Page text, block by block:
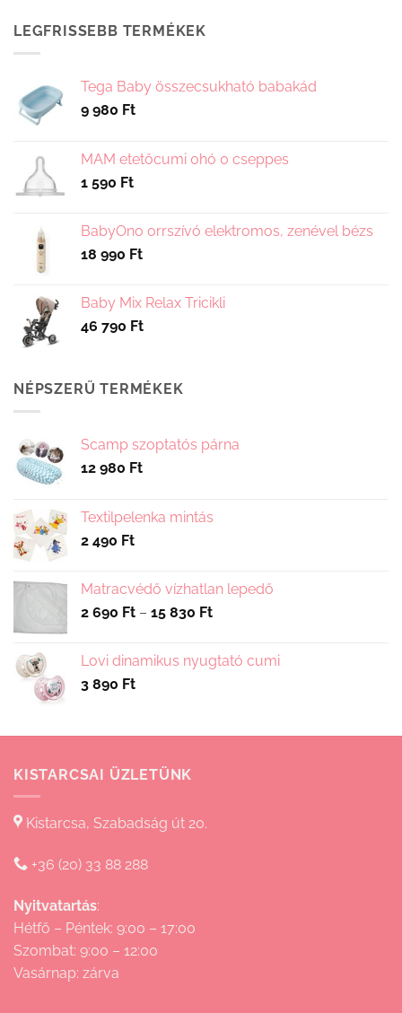
több
változatok
a
választhatók
A
LEGFRISSEBB TERMÉKEK
Tega Baby összecsukható babakád
9 980 Ft
MAM etetőcumi 0hó 0 cseppes
1 590 Ft
BabyOno orrszívó elektromos, zenével bézs
18 990 Ft
Baby Mix Relax Tricikli
46 790 Ft
NÉPSZERŰ TERMÉKEK
Scamp szoptatós párna
12 980 Ft
Textilpelenka mintás
2 490 Ft
Matracvédő vízhatlan lepedő
2 690 Ft – 15 830 FtÁrtartomány:
-
Lovi dinamikus nyugtató cumi
3 890 Ft
KISTARCSAI ÜZLETÜNK
Kistarcsa, Szabadság út 20.
+36 (20) 33 88 288
Nyitvatartás:
Hétfő – Péntek: 9:00 – 17:00
Szombat: 9:00 – 12:00
Vasárnap: zárva